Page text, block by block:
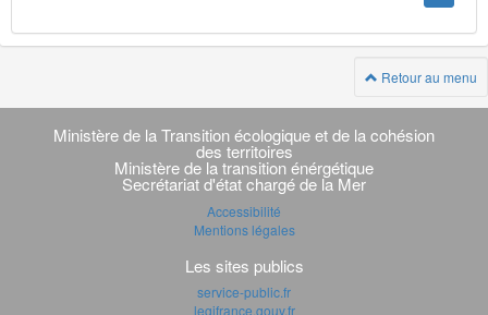
Retour au menu
Navigation
transverse
Ministère de la Transition écologique et de la cohésion
des territoires
Ministère de la transition énérgétique
Secrétariat d'état chargé de la Mer
Accessibilité
Mentions légales
Les sites publics
service-public.fr
legifrance.gouv.fr